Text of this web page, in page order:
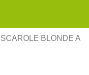
BLONDE A